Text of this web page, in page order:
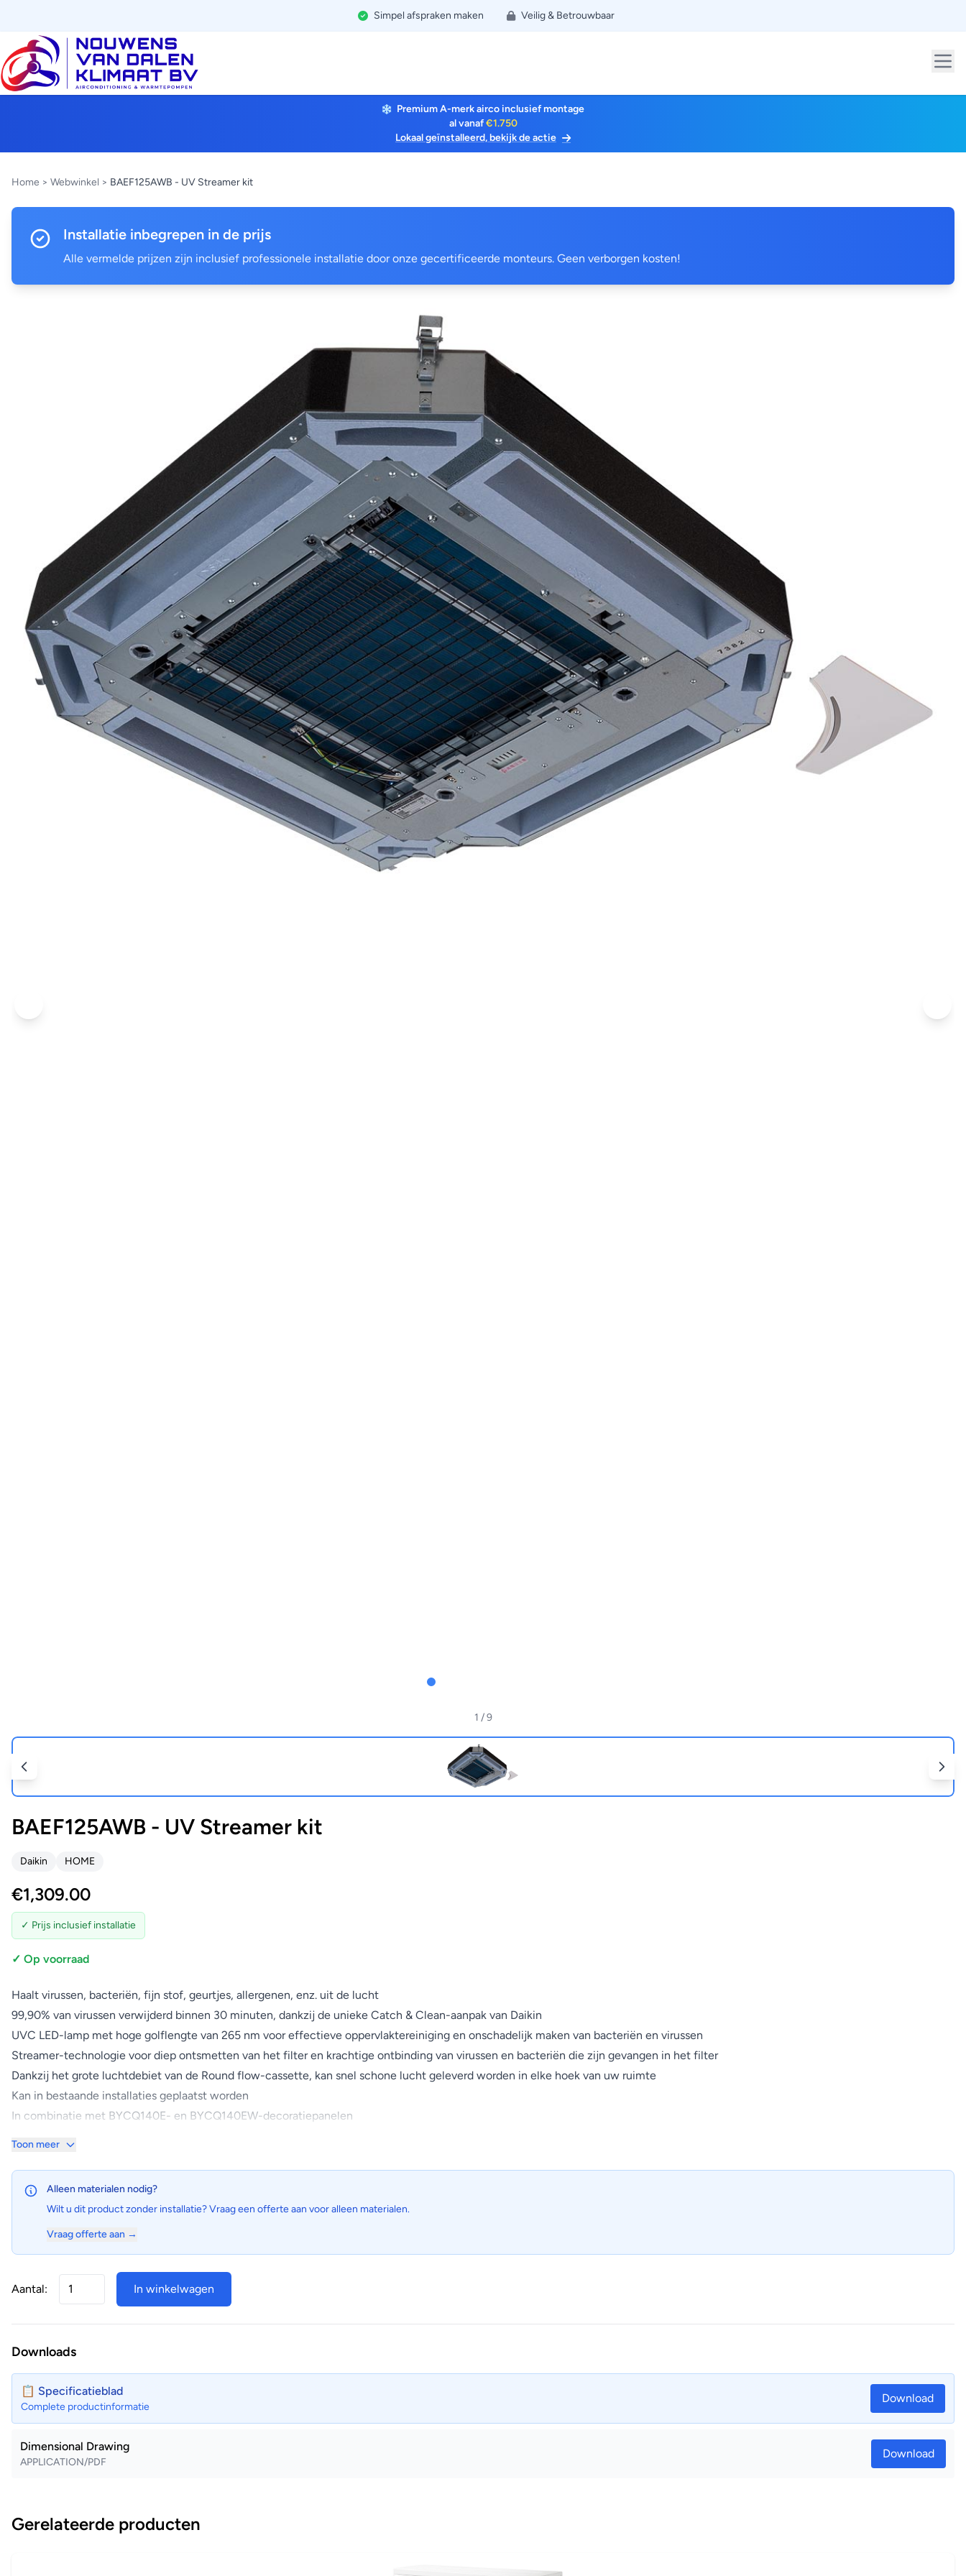
Simpel afspraken maken Veilig & Betrouwbaar
Premium A-merk airco inclusief montage
al vanaf€1.750
Lokaal geïnstalleerd, bekijk de actie
Home > Webwinkel > BAEF125AWB - UV Streamer kit
Installatie inbegrepen in de prijs
Alle vermelde prijzen zijn inclusief professionele installatie door onze gecertificeerde monteurs. Geen verborgen kosten!
1 / 9
BAEF125AWB - UV Streamer kit
Daikin HOME
€1,309.00
✓ Prijs inclusief installatie
✓ Op voorraad
Haalt virussen, bacteriën, fijn stof, geurtjes, allergenen, enz. uit de lucht
99,90% van virussen verwijderd binnen 30 minuten, dankzij de unieke Catch & Clean-aanpak van Daikin
UVC LED-lamp met hoge golflengte van 265 nm voor effectieve oppervlaktereiniging en onschadelijk maken van bacteriën en virussen
Streamer-technologie voor diep ontsmetten van het filter en krachtige ontbinding van virussen en bacteriën die zijn gevangen in het filter
Dankzij het grote luchtdebiet van de Round flow-cassette, kan snel schone lucht geleverd worden in elke hoek van uw ruimte
Kan in bestaande installaties geplaatst worden
In combinatie met BYCQ140E- en BYCQ140EW-decoratiepanelen
Toon meer
Alleen materialen nodig?
Wilt u dit product zonder installatie? Vraag een offerte aan voor alleen materialen.
Vraag offerte aan →
Aantal: In winkelwagen
Downloads
📋 Specificatieblad
Complete productinformatie
Download
Dimensional Drawing
APPLICATION/PDF
Download
Gerelateerde producten